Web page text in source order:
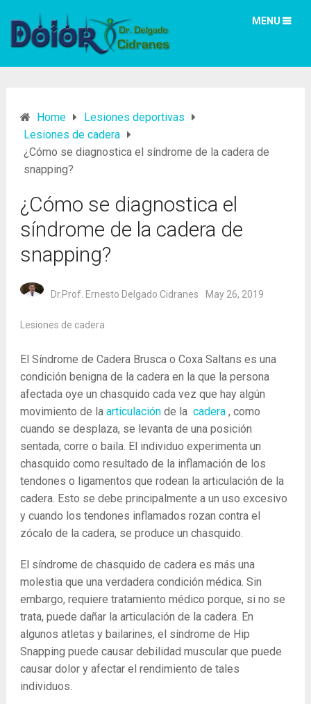
MENU
Home
Lesiones deportivas
Lesiones de cadera
¿Cómo se diagnostica el síndrome de la cadera de
snapping?
¿Cómo se diagnostica el
síndrome de la cadera de
snapping?
Dr.Prof. Ernesto Delgado Cidranes May 26, 2019
Lesiones de cadera
El Síndrome de Cadera Brusca o Coxa Saltans es una
condición benigna de la cadera en la que la persona
afectada oye un chasquido cada vez que hay algún
movimiento de la articulaciónde la cadera, como
cuando se desplaza, se levanta de una posición
sentada, corre o baila. El individuo experimenta un
chasquido como resultado de la inflamación de los
tendones o ligamentos que rodean la articulación de la
cadera. Esto se debe principalmente a un uso excesivo
y cuando los tendones inflamados rozan contra el
zócalo de la cadera, se produce un chasquido.
El síndrome de chasquido de cadera es más una
molestia que una verdadera condición médica. Sin
embargo, requiere tratamiento médico porque, si no se
trata, puede dañar la articulación de la cadera. En
algunos atletas y bailarines, el síndrome de Hip
Snapping puede causar debilidad muscular que puede
causar dolor y afectar el rendimiento de tales
individuos.